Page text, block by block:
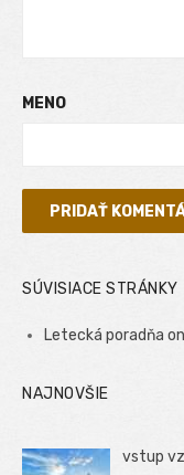
MENO
SÚVISIACE STRÁNKY
Letecká poradňa
NAJNOVŠIE
vstup